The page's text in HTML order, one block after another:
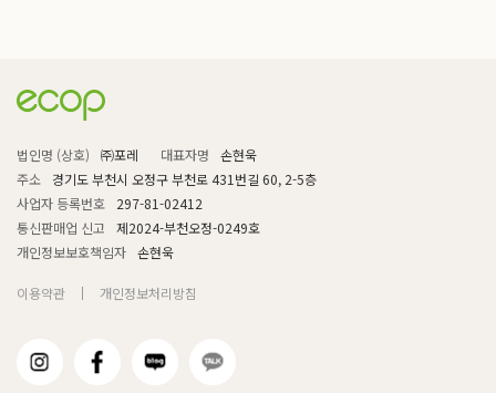
법인명 (상호) ㈜포레 대표자명
손현욱
주소
경기도 부천시 오정구 부천로 431번길 60, 2-5층
사업자 등록번호
297-81-02412
통신판매업 신고
제2024-부천오정-0249호
개인정보보호책임자 손현욱
이용약관 개인정보처리방침